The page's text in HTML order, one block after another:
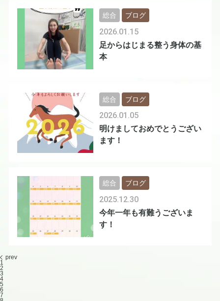
足からはじまる整う身体の基
本
2026.01.15
総合 ブログ
明けましておめでとうござい
ます！
2026.01.05
総合 ブログ
今年一年も有難うございま
す！
2025.12.30
総合 ブログ
prev
1
2
3
4
5
6
7